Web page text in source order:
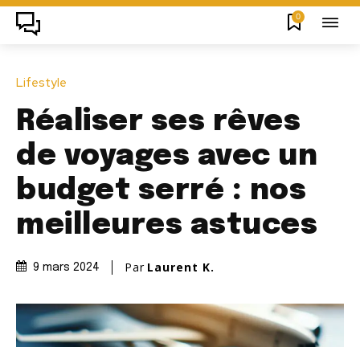
0
Lifestyle
Réaliser ses rêves
de voyages avec un
budget serré : nos
meilleures astuces
9 mars 2024 Par Laurent K.